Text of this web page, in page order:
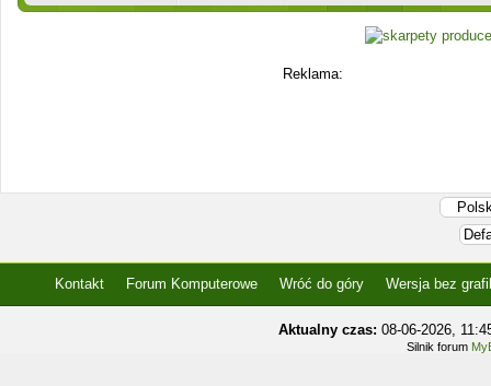
Reklama:
Kontakt Forum Komputerowe Wróć do góry Wersja bez
Aktualny czas: 08-06-2026,
Silnik forum